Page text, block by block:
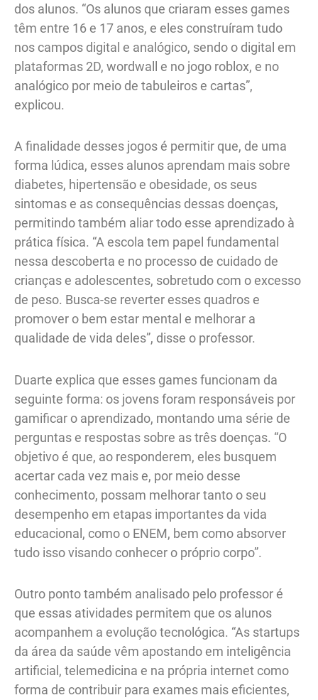
dos alunos. “Os alunos que criaram esses games
têm entre 16 e 17 anos, e eles construíram tudo
nos campos digital e analógico, sendo o digital em
plataformas 2D, wordwall e no jogo roblox, e no
analógico por meio de tabuleiros e cartas”,
explicou.
A finalidade desses jogos é permitir que, de uma
forma lúdica, esses alunos aprendam mais sobre
diabetes, hipertensão e obesidade, os seus
sintomas e as consequências dessas doenças,
permitindo também aliar todo esse aprendizado à
prática física. “A escola tem papel fundamental
nessa descoberta e no processo de cuidado de
crianças e adolescentes, sobretudo com o excesso
de peso. Busca-se reverter esses quadros e
promover o bem estar mental e melhorar a
qualidade de vida deles”, disse o professor.
Duarte explica que esses games funcionam da
seguinte forma: os jovens foram responsáveis por
gamificar o aprendizado, montando uma série de
perguntas e respostas sobre as três doenças. “O
objetivo é que, ao responderem, eles busquem
acertar cada vez mais e, por meio desse
conhecimento, possam melhorar tanto o seu
desempenho em etapas importantes da vida
educacional, como o ENEM, bem como absorver
tudo isso visando conhecer o próprio corpo”.
Outro ponto também analisado pelo professor é
que essas atividades permitem que os alunos
acompanhem a evolução tecnológica. “As startups
da área da saúde vêm apostando em inteligência
artificial, telemedicina e na própria internet como
forma de contribuir para exames mais eficientes,